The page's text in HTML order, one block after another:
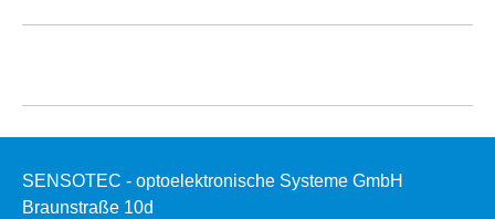
SENSOTEC - optoelektronische Systeme GmbH
Braunstraße 10d